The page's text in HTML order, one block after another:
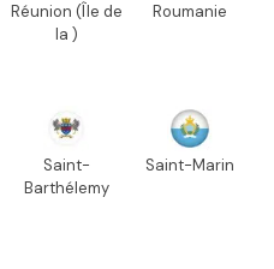
Réunion (Île de
la )
Roumanie
Saint-
Barthélemy
Saint-Marin